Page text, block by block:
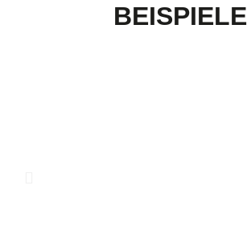
BEISPIELE